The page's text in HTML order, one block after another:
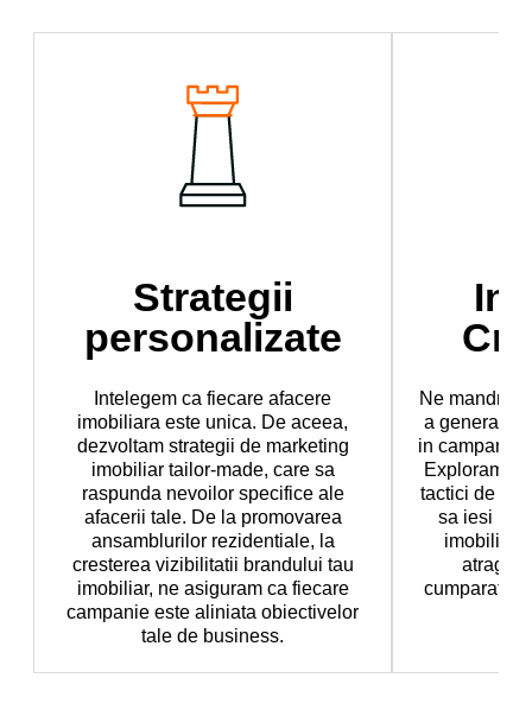
Strategii
personalizate
Intelegem ca fiecare afacere
imobiliara este unica. De aceea,
dezvoltam strategii de marketing
imobiliar tailor-made, care sa
raspunda nevoilor specifice ale
afacerii tale. De la promovarea
ansamblurilor rezidentiale, la
cresterea vizibilitatii brandului tau
imobiliar, ne asiguram ca fiecare
campanie este aliniata obiectivelor
tale de business.
Ne mandrim
a genera
in
Exploram
tactici de
sa iesi in
imobiliar
atrage